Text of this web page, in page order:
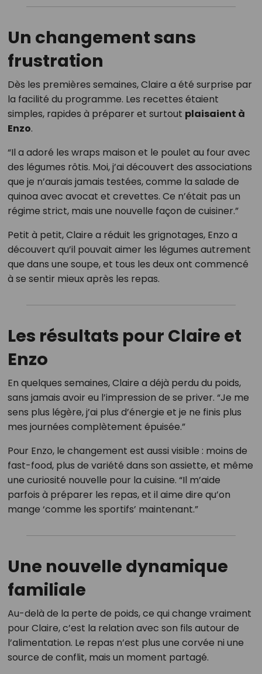
Un changement sans
frustration
Dès les premières semaines, Claire a été surprise par
la facilité du programme. Les recettes étaient
simples, rapides à préparer et surtout plaisaient à
Enzo.
“Il a adoré les wraps maison et le poulet au four avec
des légumes rôtis. Moi, j’ai découvert des associations
que je n’aurais jamais testées, comme la salade de
quinoa avec avocat et crevettes. Ce n’était pas un
régime strict, mais une nouvelle façon de cuisiner.”
Petit à petit, Claire a réduit les grignotages, Enzo a
découvert qu’il pouvait aimer les légumes autrement
que dans une soupe, et tous les deux ont commencé
à se sentir mieux après les repas.
Les résultats pour Claire et
Enzo
En quelques semaines, Claire a déjà perdu du poids,
sans jamais avoir eu l’impression de se priver. “Je me
sens plus légère, j’ai plus d’énergie et je ne finis plus
mes journées complètement épuisée.”
Pour Enzo, le changement est aussi visible : moins de
fast-food, plus de variété dans son assiette, et même
une curiosité nouvelle pour la cuisine. “Il m’aide
parfois à préparer les repas, et il aime dire qu’on
mange ‘comme les sportifs’ maintenant.”
Une nouvelle dynamique
familiale
Au-delà de la perte de poids, ce qui change vraiment
pour Claire, c’est la relation avec son fils autour de
l’alimentation. Le repas n’est plus une corvée ni une
source de conflit, mais un moment partagé.